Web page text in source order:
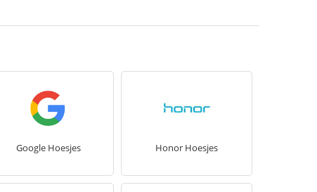
Google Hoesjes Honor Hoesjes